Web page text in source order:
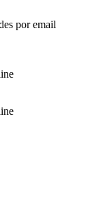
por email